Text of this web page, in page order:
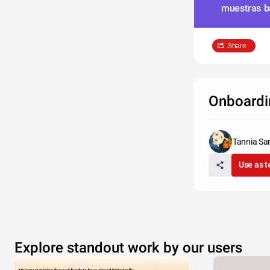
muestras
Share
Tannia
Use as
Explore standout work by our users